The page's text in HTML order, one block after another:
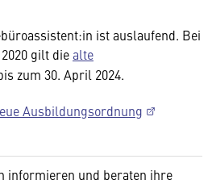
ist auslaufend. Bei
gilt diealte
zum 30. April 2024.
Ausbildungsordnung
informieren und beraten ihre